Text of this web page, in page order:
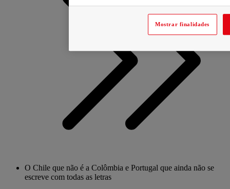
O Chile que não é a Colômbia e Portugal que ainda não se
escreve com todas as letras
Mostrar finalidades